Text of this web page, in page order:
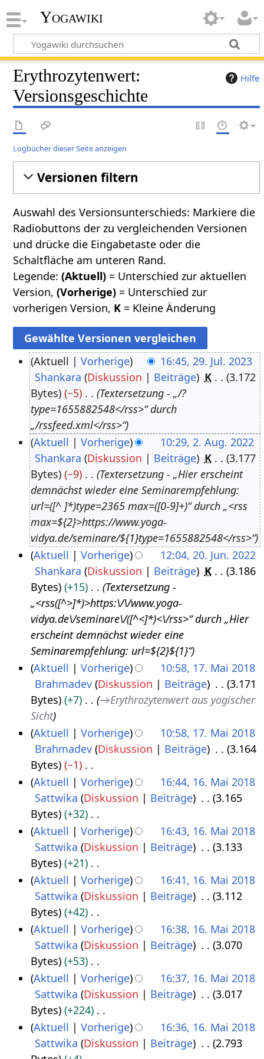
Yogawiki
Hilfe
Erythrozytenwert:
Versionsgeschichte
Logbücher dieser Seite anzeigen
Versionen filtern
Auswahl des Versionsunterschieds: Markiere die
Radiobuttons der zu vergleichenden Versionen
und drücke die Eingabetaste oder die
Schaltfläche am unteren Rand.
Legende:(Aktuell) = Unterschied zur aktuellen
Version,(Vorherige) = Unterschied zur
vorherigen Version, K = Kleine Änderung
u
Aktuell Vorherige
16:45, 29. Jul. 2023
Shankara Diskussion Beiträge K
3.172
Bytes
−5
Textersetzung - „/?
type=1655882548</rss>“ durch
„/rssfeed.xml</rss>“
s
Aktuell Vorherige
10:29, 2. Aug. 2022
Shankara Diskussion Beiträge K
3.177
Bytes
−9
Textersetzung - „Hier erscheint
demnächst wieder eine Seminarempfehlung:
url=([^ ]*)type=2365 max=([0-9]+)“ durch „<rss
max=${2}>https://www.yoga-
vidya.de/seminare/${1}type=1655882548</rss>“
2
Aktuell Vorherige
12:04, 20. Jun. 2022
Shankara Diskussion Beiträge K
3.186
Bytes
+15
Textersetzung -
„<rss([^>]*)>https:\/\/www.yoga-
vidya.de\/seminare\/([^<]*)<\/rss>“ durch „Hier
erscheint demnächst wieder eine
Seminarempfehlung: url=${2}${1}“
M
2
8
Aktuell Vorherige
10:58, 17. Mai 2018
Brahmadev Diskussion Beiträge
3.171
Bytes
+7 →Erythrozytenwert aus yogischer
Sicht
Aktuell
Vorherige
10:58, 17. Mai 2018
Brahmadev Diskussion Beiträge
3.164
Bytes
−1
K
i
n
B
e
a
r
b
e
i
t
u
n
s
1
Aktuell Vorherige
16:44, 16. Mai 2018
Sattwika Diskussion Beiträge
3.165
Bytes
+32
K
i
n
B
e
a
r
b
e
i
t
u
n
Aktuell Vorherige
16:43, 16. Mai 2018
Sattwika Diskussion Beiträge
3.133
Bytes
+21
K
i
n
B
e
a
r
b
e
i
Aktuell Vorherige
16:41, 16. Mai 2018
Sattwika Diskussion Beiträge
3.112
Bytes
+42
K
i
n
B
e
a
r
Aktuell Vorherige
16:38, 16. Mai 2018
Sattwika Diskussion Beiträge
3.070
Bytes
+53
K
i
n
B
Aktuell Vorherige
16:37, 16. Mai 2018
Sattwika Diskussion Beiträge
3.017
Bytes
+224
KAktuell Vorherige
16:36, 16. Mai 2018
Sattwika Diskussion Beiträge
2.793